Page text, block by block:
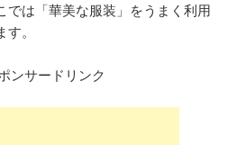
では「華美な服装」をうまく利用
。
ンサードリンク